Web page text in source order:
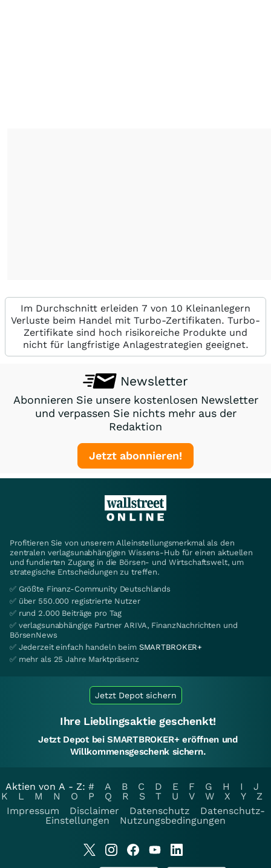
Im Durchschnitt erleiden 7 von 10 Kleinanlegern
Verluste beim Handel mit Turbo-Zertifikaten. Turbo-
Zertifikate sind hoch risikoreiche Produkte und
nicht für langfristige Anlagestrategien geeignet.
Newsletter
Abonnieren Sie unsere kostenlosen Newsletter
und verpassen Sie nichts mehr aus der
Redaktion
Jetzt abonnieren!
Profitieren Sie von unserem Alleinstellungsmerkmal als den
zentralen verlagsunabhängigen Wissens-Hub für einen aktuellen
und fundierten Zugang in die Börsen- und Wirtschaftswelt, um
strategische Entscheidungen zu treffen.
✅ Größte Finanz-Community Deutschlands
✅ über 550.000 registrierte Nutzer
✅ rund 2.000 Beiträge pro Tag
✅ verlagsunabhängige Partner ARIVA, FinanzNachrichten und
BörsenNews
✅ Jederzeit einfach handeln beim SMARTBROKER+
✅ mehr als 25 Jahre Marktpräsenz
Jetzt Depot sichern
Ihre Lieblingsaktie geschenkt!
Jetzt Depot bei SMARTBROKER+ eröffnen und
Willkommensgeschenk sichern.
Aktien von A - Z: # A B C D E F G H I
J
K
L M N O P Q R S T U V W X Y
Z
Impressum
Disclaimer Datenschutz
Datenschutz-
Einstellungen
Nutzungsbedingungen